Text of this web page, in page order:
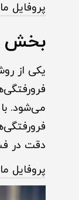
پروفایل ما
بخش
می‌شود.
دقت در
پروفایل ما